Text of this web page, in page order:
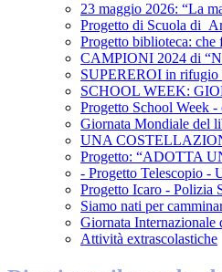
23 maggio 2026: “La
Progetto di Scuola di
Progetto biblioteca: che
CAMPIONI 2024 di
SUPEREROI in
SCHOOL WEEK:
Progetto School Week
Giornata Mondiale del
UNA
Progetto: “ADOTTA
- Progetto Telescopio -
Progetto Icaro - Polizia
Siamo nati per
Giornata
Attività extrascolastiche